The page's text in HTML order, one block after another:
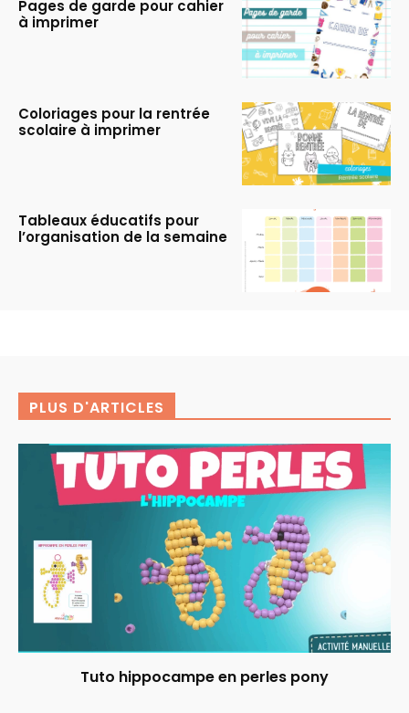
Pages de garde pour cahier
à imprimer
Coloriages pour la rentrée
scolaire à imprimer
Tableaux éducatifs pour
l’organisation de la semaine
PLUS D'ARTICLES
Tuto hippocampe en perles pony